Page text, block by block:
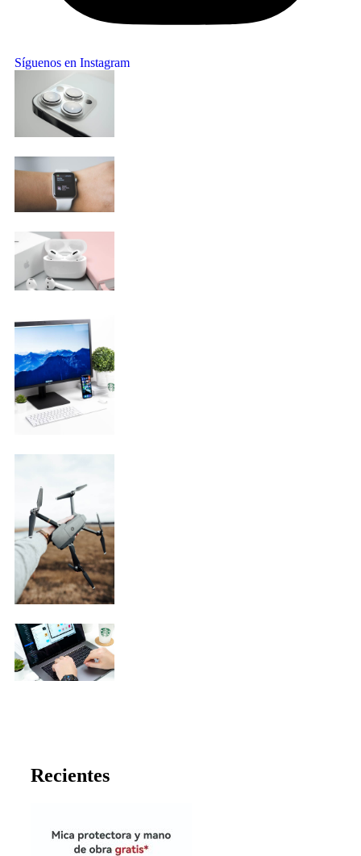
Síguenos en Instagram
Recientes